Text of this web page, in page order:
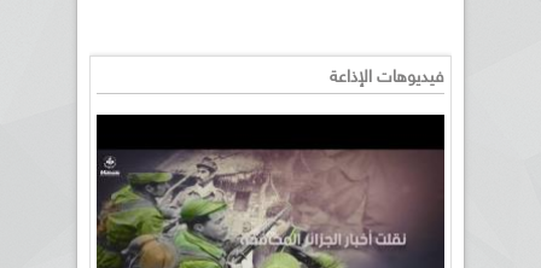
فيديوهات الإذاعة